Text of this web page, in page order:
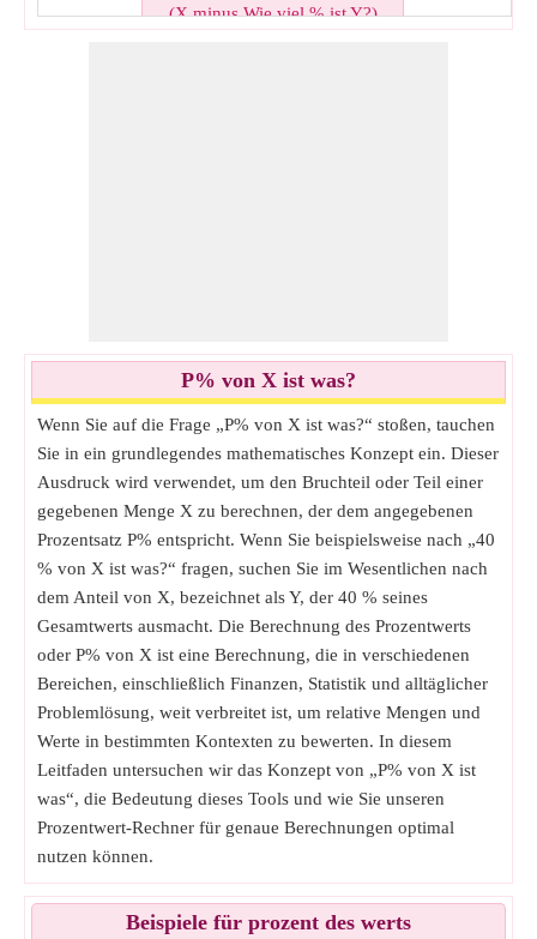
(Y aus Was ist P%?)
(X minus Wie viel % ist Y?)
P% von X ist was?
Wenn Sie auf die Frage „P% von X ist was?“ stoßen, tauchen
Sie in ein grundlegendes mathematisches Konzept ein. Dieser
Ausdruck wird verwendet, um den Bruchteil oder Teil einer
gegebenen Menge X zu berechnen, der dem angegebenen
Prozentsatz P% entspricht. Wenn Sie beispielsweise nach „40
% von X ist was?“ fragen, suchen Sie im Wesentlichen nach
dem Anteil von X, bezeichnet als Y, der 40 % seines
Gesamtwerts ausmacht. Die Berechnung des Prozentwerts
oder P% von X ist eine Berechnung, die in verschiedenen
Bereichen, einschließlich Finanzen, Statistik und alltäglicher
Problemlösung, weit verbreitet ist, um relative Mengen und
Werte in bestimmten Kontexten zu bewerten. In diesem
Leitfaden untersuchen wir das Konzept von „P% von X ist
was“, die Bedeutung dieses Tools und wie Sie unseren
Prozentwert-Rechner für genaue Berechnungen optimal
nutzen können.
Beispiele für prozent des werts